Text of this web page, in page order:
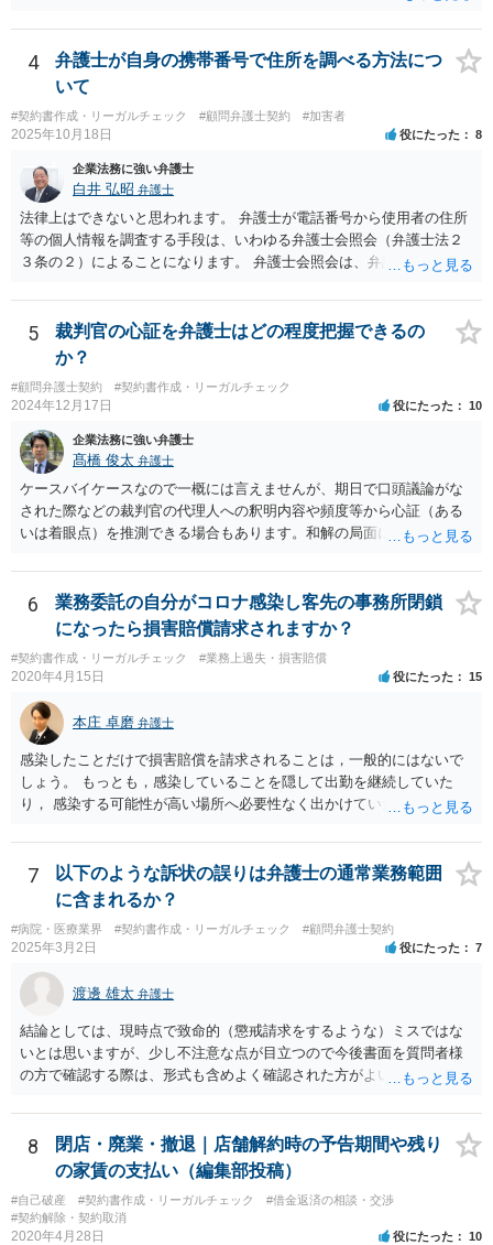
さんが「ABCウェブサービス」の屋号で事業を運営する際には、「当
社」の代わりに「ABCウェブサービス」とか「ABCWS」を使う等で
4
弁護士が自身の携帯番号で住所を調べる方法につ
いて
#契約書作成・リーガルチェック #顧問弁護士契約 #加害者
2025年10月18日 役にたった 8
企業法務に強い弁護士
白井 弘昭 弁護士
法律上はできないと思われます。 弁護士が電話番号から使用者の住所
等の個人情報を調査する手段は、いわゆる弁護士会照会（弁護士法２
３条の２）によることになります。 弁護士会照会は、弁護士が事件を
して質問をしてもらう制度で、弁護士会担当委員が当該質問が適正か
どうか、質問をして回答を得られる可能性があるか、などを吟味した
上で、弁護士会名で質問をする制度です。 ですので、照会先もある程
度安心して個人情報を開示しますし、もちろん、断られる場合もあり
ます。 一般的には、弁護士が依頼を受けて事件を調査する過程で用い
られるものですが、法律上、「弁護士は、受任している事件につい
て、」と定められていますので、個人の事件（受任していない）はこ
の要件に当てはまらないことになります。 以上、ご参考まで。
5
裁判官の心証を弁護士はどの程度把握できるの
か？
#顧問弁護士契約 #契約書作成・リーガルチェック
2024年12月17日 役にたった 10
企業法務に強い弁護士
髙橋 俊太 弁護士
ケースバイケースなので一概には言えませんが、期日で口頭議論がな
された際などの裁判官の代理人への釈明内容や頻度等から心証（ある
いは着眼点）を推測できる場合もあります。和解の局面になり、代理
れることもあります。
6
業務委託の自分がコロナ感染し客先の事務所閉鎖
になったら損害賠償請求されますか？
#契約書作成・リーガルチェック #業務上過失・損害賠償
2020年4月15日 役にたった 15
本庄 卓磨 弁護士
感染したことだけで損害賠償を請求されることは，一般的にはないで
しょう。 もっとも，感染していることを隠して出勤を継続していた
り， 感染する可能性が高い場所へ必要性なく出かけていたりした場合
るリスクがあり得ると思います。 もし事業所閉鎖になった場合には損
害が大きくなりますので，注意が必要ですね。
7
以下のような訴状の誤りは弁護士の通常業務範囲
に含まれるか？
#病院・医療業界 #契約書作成・リーガルチェック #顧問弁護士契約
2025年3月2日 役にたった 7
渡邊 雄太 弁護士
結論としては、現時点で致命的（懲戒請求をするような）ミスではな
いとは思いますが、少し不注意な点が目立つので今後書面を質問者様
の方で確認する際は、形式も含めよく確認された方がよいと思われま
正 →のぞましくはないですが、時たまあるものと存じます。 通常は、
弁護士が起案 Ⅰ依頼者に内容の確認 Ⅱ弁護士が誤字脱字等を確認 Ⅲ
念のため事務員が確認 Ⅳ提出 の流れになりますので、どこかの段階で
気が付くことが多いです。仮処分等緊急性が高い案件では提出時に裁
判所窓口で修正して受理してもらうということはありますので、その
場合は責められない部分もあるかと思います。 ②証拠である薬品名を
8
閉店・廃業・撤退｜店舗解約時の予告期間や残り
の家賃の支払い（編集部投稿）
#自己破産 #契約書作成・リーガルチェック
#借金返済の相談・交渉
#契約解除・契約取消
2020年4月28日 役にたった 10